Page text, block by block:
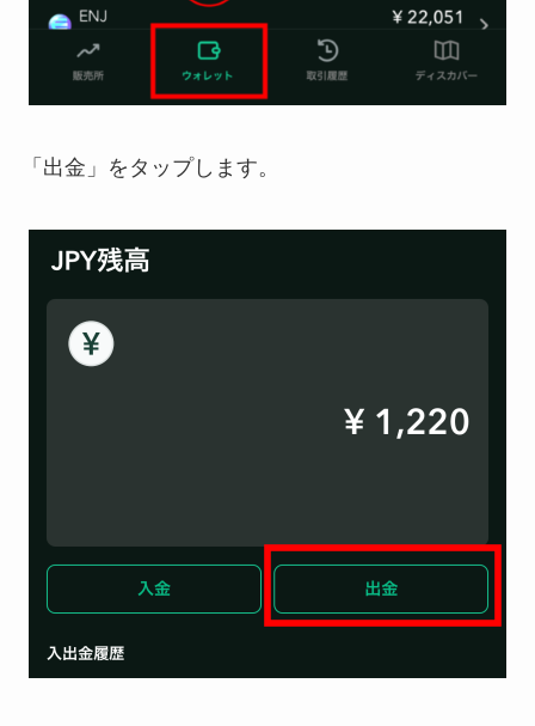
「出金」をタップします。